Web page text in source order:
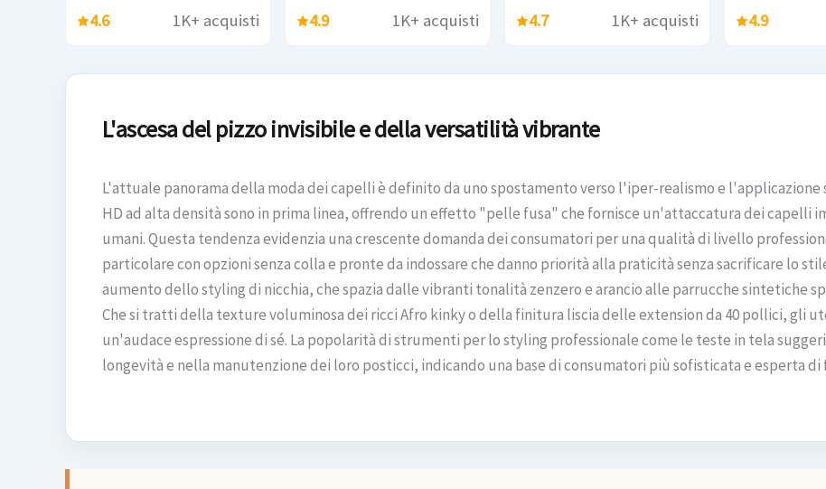
4.6 1K+ acquisti 4.9 1K+ acquisti 4.7 1K+ acquisti 4.9
L'ascesa del pizzo invisibile e della versatilità vibrante
L'attuale panorama della moda dei capelli è definito da uno spostamento verso l'iper-realismo e l'applicazione
HD ad alta densità sono in prima linea, offrendo un effetto "pelle fusa" che fornisce un'attaccatura dei capelli
umani. Questa tendenza evidenzia una crescente domanda dei consumatori per una qualità di livello
particolare con opzioni senza colla e pronte da indossare che danno priorità alla praticità senza sacrificare lo
aumento dello styling di nicchia, che spazia dalle vibranti tonalità zenzero e arancio alle parrucche sintetiche
Che si tratti della texture voluminosa dei ricci Afro kinky o della finitura liscia delle extension da 40 pollici, gli
un'audace espressione di sé. La popolarità di strumenti per lo styling professionale come le teste in tela
longevità e nella manutenzione dei loro posticci, indicando una base di consumatori più sofisticata e esperta di